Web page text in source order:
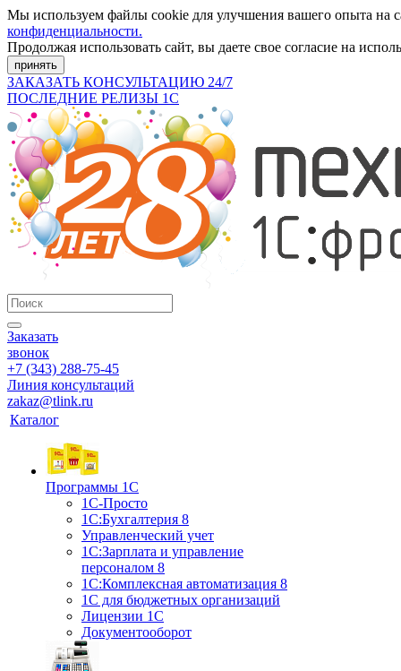
Мы используем файлы cookie для улучшения вашего опыта
конфиденциальности.
Продолжая использовать сайт, вы даете свое согласие на
принять
ЗАКАЗАТЬ КОНСУЛЬТАЦИЮ 24/7
ПОСЛЕДНИЕ РЕЛИЗЫ 1С
Заказать
звонок
+7 (343) 288-75-45
Линия консультаций
zakaz@tlink.ru
Каталог
Программы 1С
1С-Просто
1С:Бухгалтерия 8
Управленческий учет
1С:Зарплата и управление
персоналом 8
1C:Комплексная автоматизация 8
1С для бюджетных организаций
Лицензии 1С
Документооборот